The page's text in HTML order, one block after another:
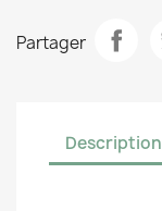
Partager
Description